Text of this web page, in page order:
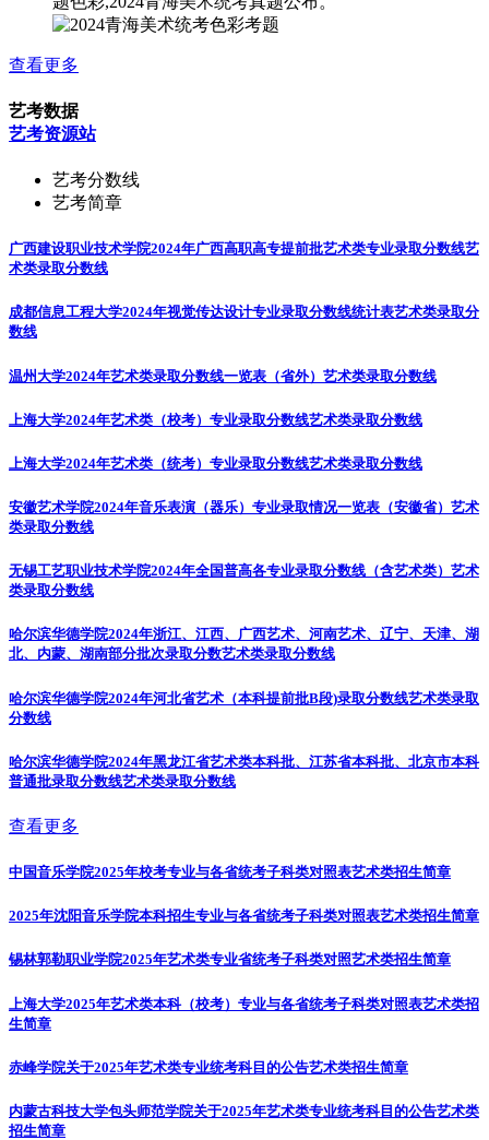
查看更多
艺考数据
艺考资源站
艺考分数线
艺考简章
广西建设职业技术学院2024年广西高职高专提前批艺术类专业录取分数线艺
术类录取分数线
成都信息工程大学2024年视觉传达设计专业录取分数线统计表艺术类录取分
数线
温州大学2024年艺术类录取分数线一览表（省外） 艺术类录取分数线
上海大学2024年艺术类（校考）专业录取分数线艺术类录取分数线
上海大学2024年艺术类（统考）专业录取分数线艺术类录取分数线
安徽艺术学院2024年音乐表演（器乐）专业录取情况一览表（安徽省） 艺术
类录取分数线
无锡工艺职业技术学院2024年全国普高各专业录取分数线（含艺术类） 艺术
类录取分数线
哈尔滨华德学院2024年浙江、江西、广西艺术、河南艺术、辽宁、天津、湖
北、内蒙、湖南部分批次录取分数艺术类录取分数线
哈尔滨华德学院2024年河北省艺术（本科提前批B段)录取分数线艺术类录取
分数线
哈尔滨华德学院2024年黑龙江省艺术类本科批、江苏省本科批、北京市本科
普通批录取分数线艺术类录取分数线
查看更多
中国音乐学院2025年校考专业与各省统考子科类对照表艺术类招生简章
2025年沈阳音乐学院本科招生专业与各省统考子科类对照表艺术类招生简章
锡林郭勒职业学院2025年艺术类专业省统考子科类对照艺术类招生简章
上海大学2025年艺术类本科（校考）专业与各省统考子科类对照表艺术类招
生简章
赤峰学院关于2025年艺术类专业统考科目的公告艺术类招生简章
内蒙古科技大学包头师范学院关于2025年艺术类专业统考科目的公告艺术类
招生简章